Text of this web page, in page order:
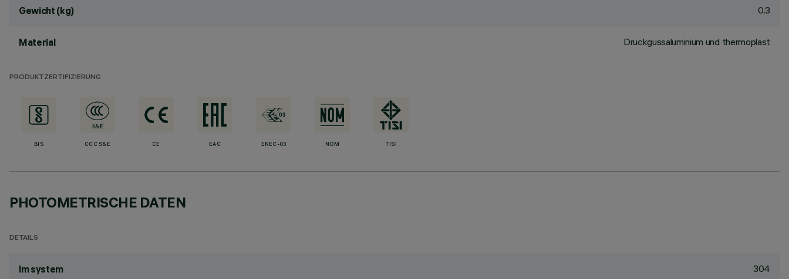
Gewicht (kg) 0.3
Material Druckgussaluminium und thermoplast
PRODUKTZERTIFIZIERUNG
BIS CCC S&E CE EAC ENEC-03 NOM TISI
PHOTOMETRISCHE DATEN
DETAILS
lm system 304